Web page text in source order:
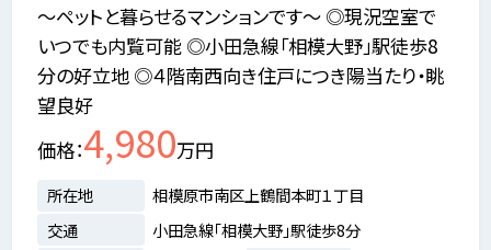
～ペットと暮らせるマンションです～ ◎現況空室で
いつでも内覧可能 ◎小田急線「相模大野」駅徒歩8
分の好立地 ◎４階南西向き住戸につき陽当たり・眺
望良好
価格 4,980万円
所在地
相模原市南区上鶴間本町１丁目
交通
小田急線「相模大野」駅徒歩8分